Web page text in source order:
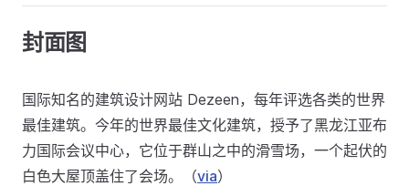
封面图
国际知名的建筑设计网站 Dezeen，每年评选各类的世界
最佳建筑。今年的世界最佳文化建筑，授予了黑龙江亚布
力国际会议中心，它位于群山之中的滑雪场，一个起伏的
白色大屋顶盖住了会场。（via）